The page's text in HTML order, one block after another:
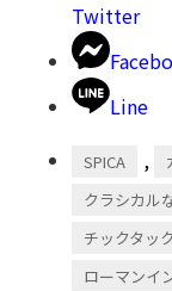
Twitter
Line
SPICA ,
クラシカル
チックタック
ローマンイ